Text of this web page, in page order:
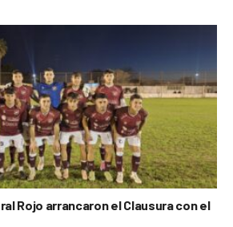
Rojo arrancaron el Clausura con el